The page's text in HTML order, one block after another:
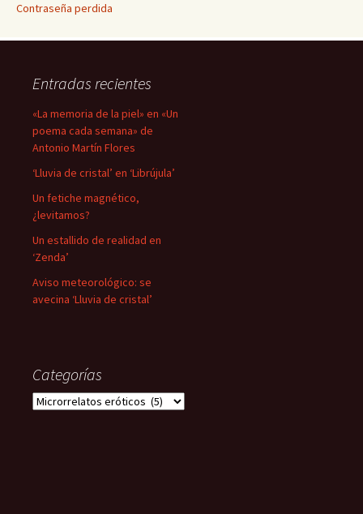
Contraseña perdida
Entradas recientes
«La memoria de la piel» en «Un
poema cada semana» de
Antonio Martín Flores
‘Lluvia de cristal’ en ‘Librújula’
Un fetiche magnético,
¿levitamos?
Un estallido de realidad en
‘Zenda’
Aviso meteorológico: se
avecina ‘Lluvia de cristal’
Categorías
Categorías